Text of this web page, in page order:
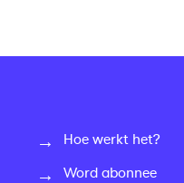
Hoe werkt het?
Word abonnee